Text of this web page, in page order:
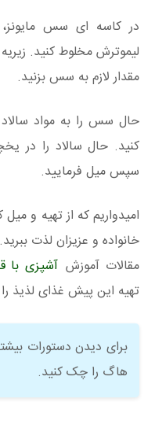
در کاسه ای سس
لیموترش مخلوط کنید.
مقدار لازم به سس بزنید.
حال سس را به مواد
سپس میل فرمایید.
امیدواریم که از تهیه و
خانواده و عزیزان لذت
مقالات آموزش آشپزی با
تهیه این پیش غذای لذیذ
برای دیدن دستورات
هاگ را چک کنید.